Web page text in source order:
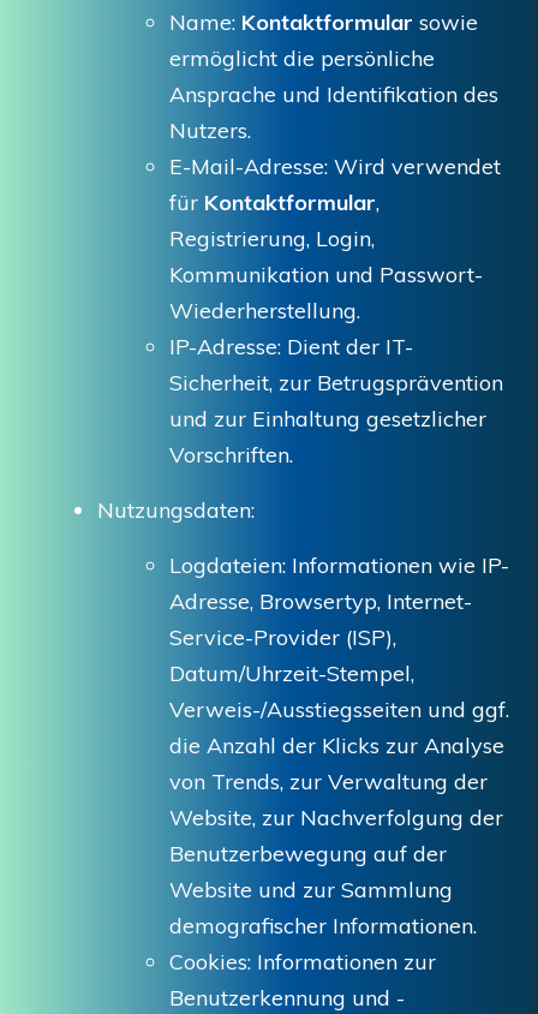
Name: Kontaktformular sowie
ermöglicht die persönliche
Ansprache und Identifikation des
Nutzers.
E-Mail-Adresse: Wird verwendet
für Kontaktformular,
Registrierung, Login,
Kommunikation und Passwort-
Wiederherstellung.
IP-Adresse: Dient der IT-
Sicherheit, zur Betrugsprävention
und zur Einhaltung gesetzlicher
Vorschriften.
Nutzungsdaten:
Logdateien: Informationen wie IP-
Adresse, Browsertyp, Internet-
Service-Provider (ISP),
Datum/Uhrzeit-Stempel,
Verweis-/Ausstiegsseiten und ggf.
die Anzahl der Klicks zur Analyse
von Trends, zur Verwaltung der
Website, zur Nachverfolgung der
Benutzerbewegung auf der
Website und zur Sammlung
demografischer Informationen.
Cookies: Informationen zur
Benutzerkennung und -